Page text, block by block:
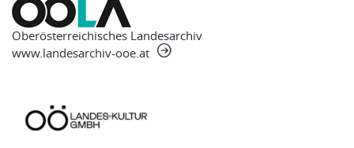
Oberösterreichisches Landesarchiv
www.landesarchiv-ooe.at